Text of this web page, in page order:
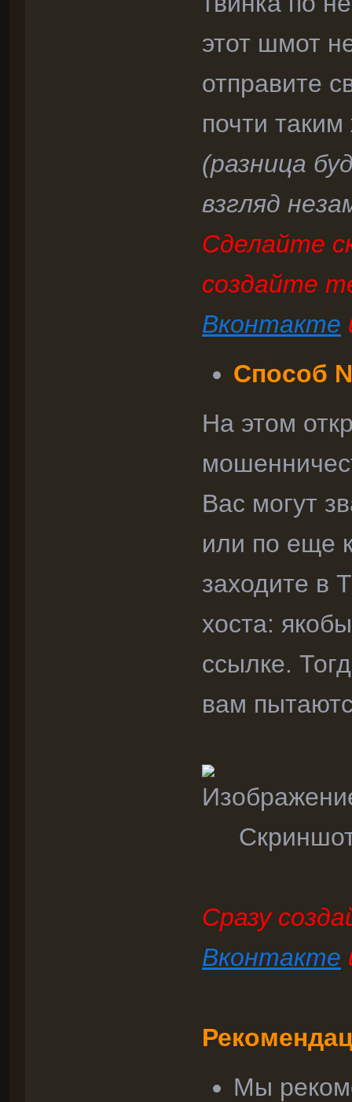
этот шмот
отправите
почти
(разница
взгляд
Сделайте
создайте
Вконтакте
Способ
На этом
Вас могут
или по еще
заходите в
хоста:
ссылке.
вам
Сразу
Вконтакте
Мы